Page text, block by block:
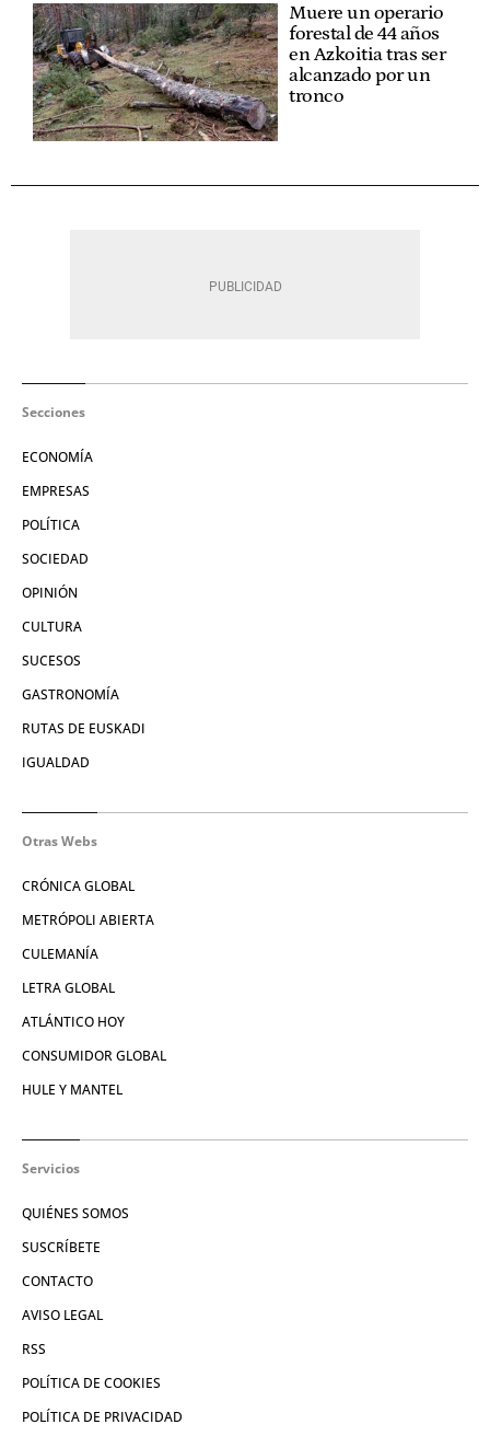
Muere un operario
forestal de 44 años
en Azkoitia tras ser
alcanzado por un
tronco
Secciones
ECONOMÍA
EMPRESAS
POLÍTICA
SOCIEDAD
OPINIÓN
CULTURA
SUCESOS
GASTRONOMÍA
RUTAS DE EUSKADI
IGUALDAD
Otras Webs
CRÓNICA GLOBAL
METRÓPOLI ABIERTA
CULEMANÍA
LETRA GLOBAL
ATLÁNTICO HOY
CONSUMIDOR GLOBAL
HULE Y MANTEL
Servicios
QUIÉNES SOMOS
SUSCRÍBETE
CONTACTO
AVISO LEGAL
RSS
POLÍTICA DE COOKIES
POLÍTICA DE PRIVACIDAD